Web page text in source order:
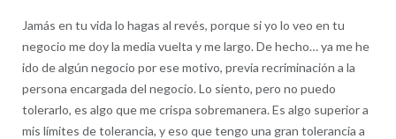
Jamás en tu vida lo hagas al revés, porque si yo lo veo en tu
negocio me doy la media vuelta y me largo. De hecho… ya me he
ido de algún negocio por ese motivo, previa recriminación a la
persona encargada del negocio. Lo siento, pero no puedo
tolerarlo, es algo que me crispa sobremanera. Es algo superior a
mis límites de tolerancia, y eso que tengo una gran tolerancia a